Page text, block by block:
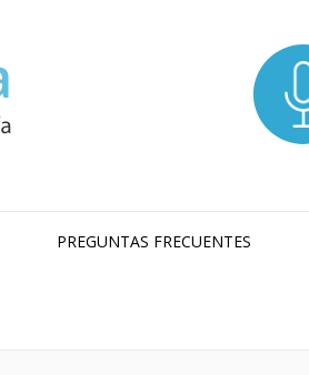
PREGUNTAS FRECUENTES